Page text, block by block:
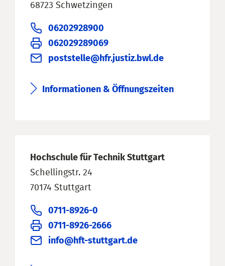
68723 Schwetzingen
06202928900
062029289069
poststelle@hfr.justiz.bwl.de
Informationen & Öffnungszeiten
Hochschule für Technik Stuttgart
Schellingstr. 24
70174 Stuttgart
0711-8926-0
0711-8926-2666
info@hft-stuttgart.de